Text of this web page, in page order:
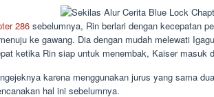
286 sebelumnya, Rin berlari dengan kecepatan
ke gawang. Dia dengan mudah melewati
ketika Rin siap untuk menembak, Kaiser masuk
karena menggunakan jurus yang sama
hal ini sebelumnya.